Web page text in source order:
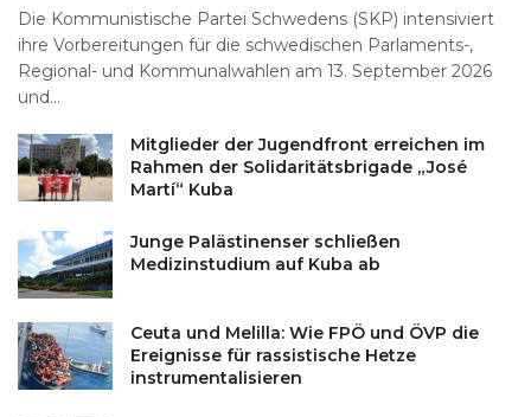
Die Kommunistische Partei Schwedens (SKP) intensiviert
ihre Vorbereitungen für die schwedischen Parlaments-,
Regional- und Kommunalwahlen am 13. September 2026
und...
Mitglieder der Jugendfront erreichen im
Rahmen der Solidaritätsbrigade „José
Martí“ Kuba
Junge Palästinenser schließen
Medizinstudium auf Kuba ab
Ceuta und Melilla: Wie FPÖ und ÖVP die
Ereignisse für rassistische Hetze
instrumentalisieren